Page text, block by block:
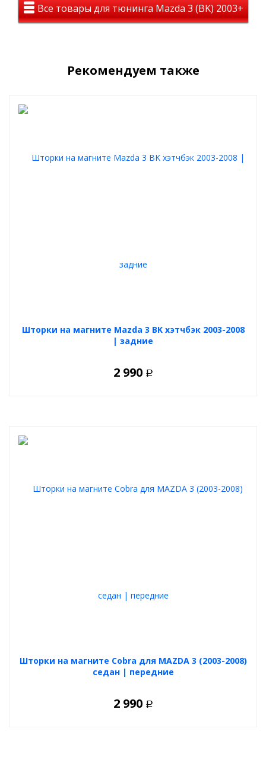
Все товары для тюнинга Mazda 3 (BK) 2003+
Рекомендуем также
Шторки на магните Mazda 3 BK хэтчбэк 2003-2008
| задние
2 990 Р
Шторки на магните Cobra для MAZDA 3 (2003-2008)
седан | передние
2 990 Р